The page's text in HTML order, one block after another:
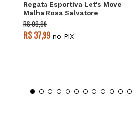
Regata Esportiva Let's Move
Malha Rosa Salvatore
R$ 99,99
R$ 37,99 no PIX